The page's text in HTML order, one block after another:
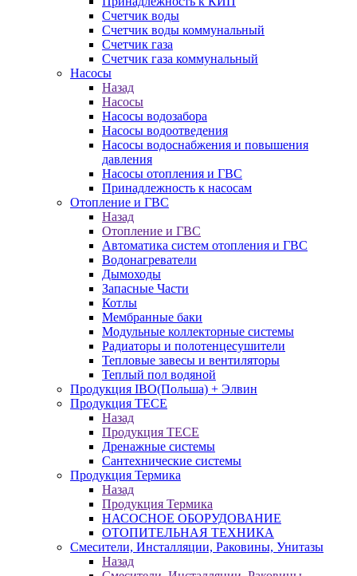
Счетчик воды
Счетчик воды коммунальный
Счетчик газа
Счетчик газа коммунальный
Насосы
Назад
Насосы
Насосы водозабора
Насосы водоотведения
Насосы водоснабжения и повышения
давления
Насосы отопления и ГВС
Принадлежность к насосам
Отопление и ГВС
Назад
Отопление и ГВС
Автоматика систем отопления и ГВС
Водонагреватели
Дымоходы
Запасные Части
Котлы
Мембранные баки
Модульные коллекторные системы
Радиаторы и полотенцесушители
Тепловые завесы и вентиляторы
Теплый пол водяной
Продукция IBO(Польша) + Элвин
Продукция TECE
Назад
Продукция TECE
Дренажные системы
Сантехнические системы
Продукция Термика
Назад
Продукция Термика
НАСОСНОЕ ОБОРУДОВАНИЕ
ОТОПИТЕЛЬНАЯ ТЕХНИКА
Смесители, Инсталляции, Раковины, Унитазы
Назад